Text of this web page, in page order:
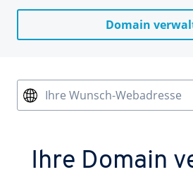
Domain
Ihre Wunsch-Webadresse
Ihre Domain